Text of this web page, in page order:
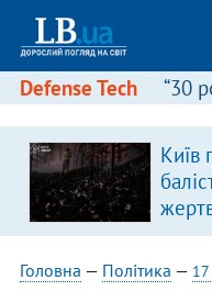
Defense Tech “30
Київ
Головна — Політика —